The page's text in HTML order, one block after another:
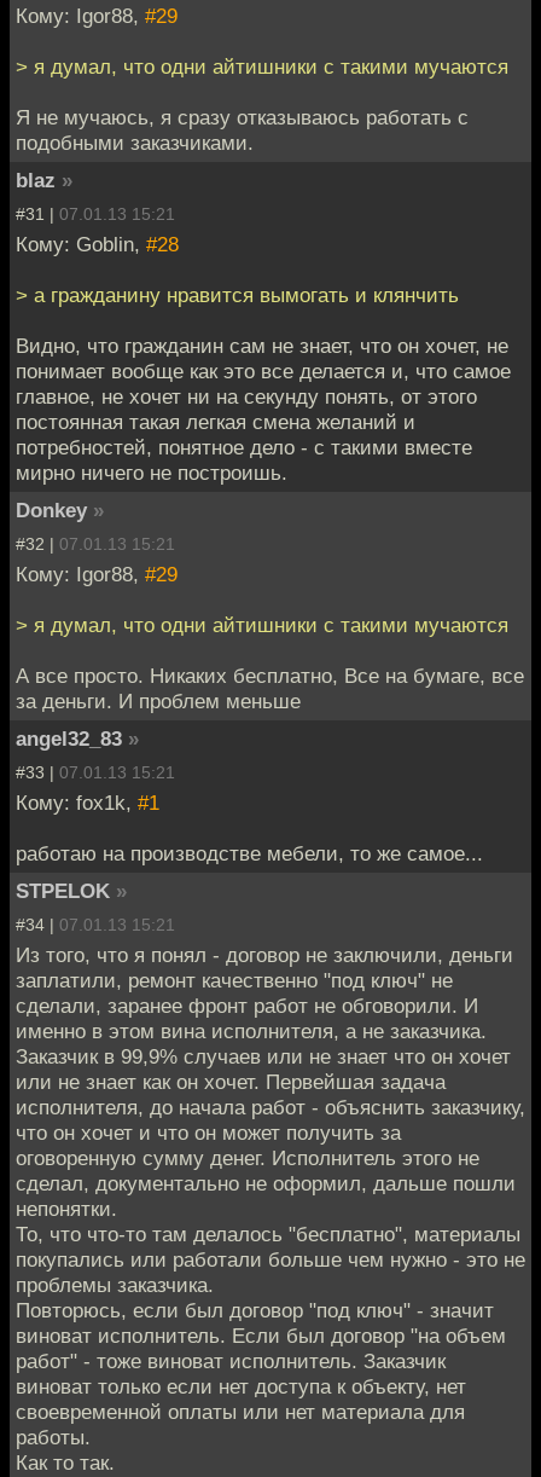
Кому: Igor88, #29
> я думал, что одни айтишники с такими мучаются
Я не мучаюсь, я сразу отказываюсь работать с
подобными заказчиками.
blaz »
#31 | 07.01.13 15:21
Кому: Goblin, #28
> а гражданину нравится вымогать и клянчить
Видно, что гражданин сам не знает, что он хочет, не
понимает вообще как это все делается и, что самое
главное, не хочет ни на секунду понять, от этого
постоянная такая легкая смена желаний и
потребностей, понятное дело - с такими вместе
мирно ничего не построишь.
Donkey »
#32 | 07.01.13 15:21
Кому: Igor88, #29
> я думал, что одни айтишники с такими мучаются
А все просто. Никаких бесплатно, Все на бумаге, все
за деньги. И проблем меньше
angel32_83 »
#33 | 07.01.13 15:21
Кому: fox1k, #1
работаю на производстве мебели, то же самое...
STPELOK »
#34 | 07.01.13 15:21
Из того, что я понял - договор не заключили, деньги
заплатили, ремонт качественно "под ключ" не
сделали, заранее фронт работ не обговорили. И
именно в этом вина исполнителя, а не заказчика.
Заказчик в 99,9% случаев или не знает что он хочет
или не знает как он хочет. Первейшая задача
исполнителя, до начала работ - объяснить заказчику,
что он хочет и что он может получить за
оговоренную сумму денег. Исполнитель этого не
сделал, документально не оформил, дальше пошли
непонятки.
То, что что-то там делалось "бесплатно", материалы
покупались или работали больше чем нужно - это не
проблемы заказчика.
Повторюсь, если был договор "под ключ" - значит
виноват исполнитель. Если был договор "на объем
работ" - тоже виноват исполнитель. Заказчик
виноват только если нет доступа к объекту, нет
своевременной оплаты или нет материала для
работы.
Как то так.